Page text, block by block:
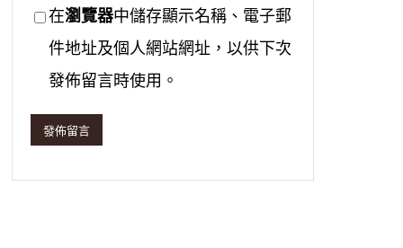
在瀏覽器中儲存顯示名稱、電子郵
件地址及個人網站網址，以供下次
發佈留言時使用。